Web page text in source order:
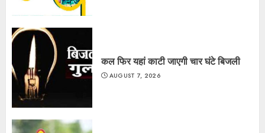
कल फिर यहां काटी जाएगी चार घंटे बिजली
AUGUST 7, 2026